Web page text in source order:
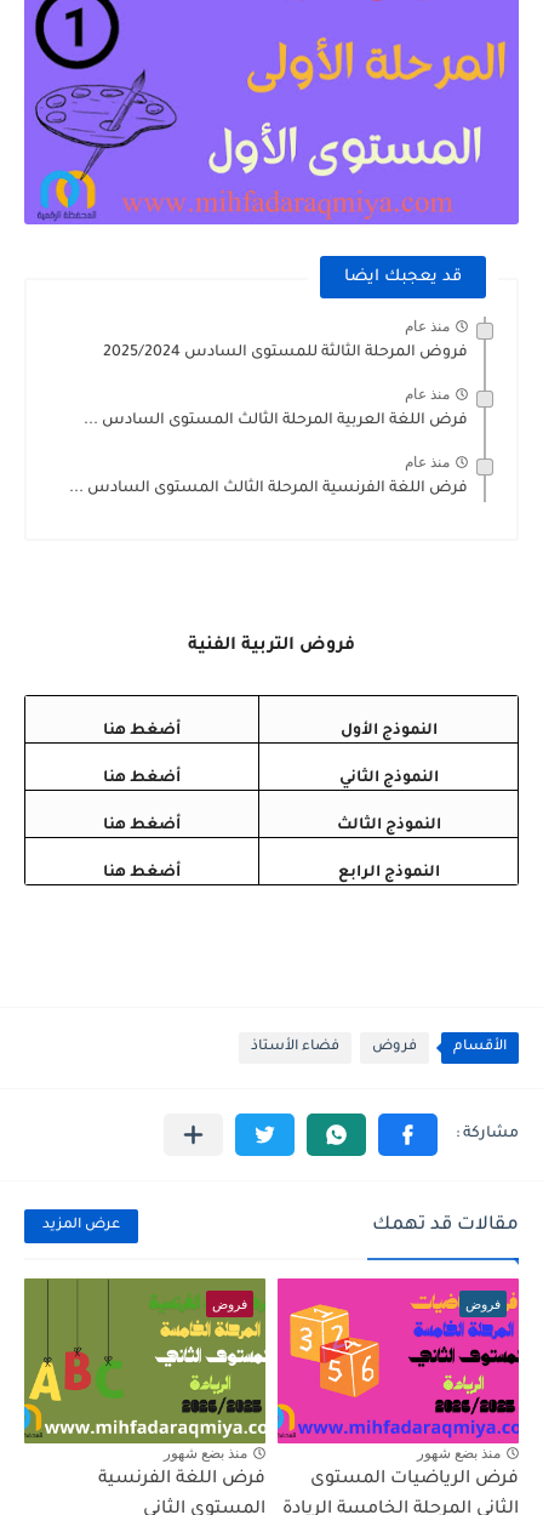
قد يعجبك ايضا
منذ عام
فروض المرحلة الثالثة للمستوى السادس 2025/2024
منذ عام
فرض اللغة العربية المرحلة الثالث المستوى السادس ...
منذ عام
فرض اللغة الفرنسية المرحلة الثالث المستوى السادس ...
فروض التربية الفنية
النموذج الأول أضغط هنا
النموذج الثاني أضغط هنا
النموذج الثالث أضغط هنا
النموذج الرابع أضغط هنا
الأقسام فروض فضاء الأستاذ
مقالات قد تهمك عرض المزيد
فروض
منذ بضع شهور
فرض الرياضيات المستوى
الثاني المرحلة الخامسة الريادة
فروض
منذ بضع شهور
فرض اللغة الفرنسية
المستوى الثاني